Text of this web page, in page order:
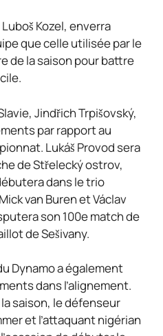
Kozel, enverra
que celle utilisée par le
de la saison pour battre
Jindřich Trpišovský,
par rapport au
Lukáš Provod sera
de Střelecký ostrov,
dans le trio
van Buren et Václav
son 100e match de
de Sešivany.
Dynamo a également
dans l’alignement.
saison, le défenseur
et l’attaquant nigérian